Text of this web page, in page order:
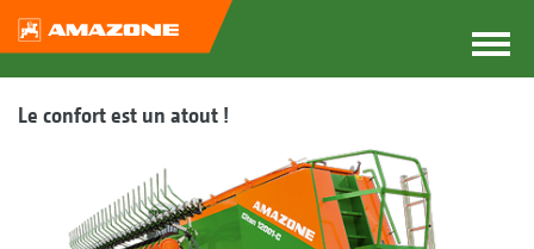
Le confort est un atout !